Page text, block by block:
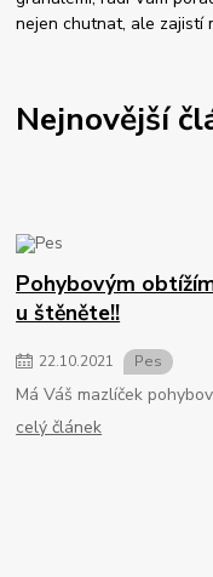
nejen chutnat, ale zajistí
Nejnovější
Pohybovým
u štěněte!!
22.10.2021 Pes
Má Váš mazlíček
celý článek